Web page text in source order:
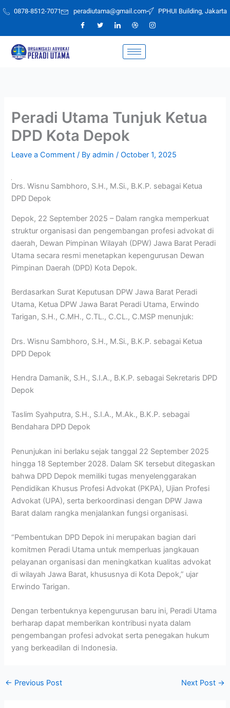
0878-8512-7071 peradiutama@gmail.com PPHUI Building, Jakarta
Peradi Utama Tunjuk Ketua
DPD Kota Depok
Leave a Comment / Byadmin/October 1, 2025
Drs. Wisnu Sambhoro, S.H., M.Si., B.K.P. sebagai Ketua
DPD Depok
Depok, 22 September 2025 – Dalam rangka memperkuat
struktur organisasi dan pengembangan profesi advokat di
daerah, Dewan Pimpinan Wilayah (DPW) Jawa Barat Peradi
Utama secara resmi menetapkan kepengurusan Dewan
Pimpinan Daerah (DPD) Kota Depok.
Berdasarkan Surat Keputusan DPW Jawa Barat Peradi
Utama, Ketua DPW Jawa Barat Peradi Utama, Erwindo
Tarigan, S.H., C.MH., C.TL., C.CL., C.MSP menunjuk:
Drs. Wisnu Sambhoro, S.H., M.Si., B.K.P. sebagai Ketua
DPD Depok
Hendra Damanik, S.H., S.I.A., B.K.P. sebagai Sekretaris DPD
Depok
Taslim Syahputra, S.H., S.I.A., M.Ak., B.K.P. sebagai
Bendahara DPD Depok
Penunjukan ini berlaku sejak tanggal 22 September 2025
hingga 18 September 2028. Dalam SK tersebut ditegaskan
bahwa DPD Depok memiliki tugas menyelenggarakan
Pendidikan Khusus Profesi Advokat (PKPA), Ujian Profesi
Advokat (UPA), serta berkoordinasi dengan DPW Jawa
Barat dalam rangka menjalankan fungsi organisasi.
“Pembentukan DPD Depok ini merupakan bagian dari
komitmen Peradi Utama untuk memperluas jangkauan
pelayanan organisasi dan meningkatkan kualitas advokat
di wilayah Jawa Barat, khususnya di Kota Depok,” ujar
Erwindo Tarigan.
Dengan terbentuknya kepengurusan baru ini, Peradi Utama
berharap dapat memberikan kontribusi nyata dalam
pengembangan profesi advokat serta penegakan hukum
yang berkeadilan di Indonesia.
← Previous Post Next Post →